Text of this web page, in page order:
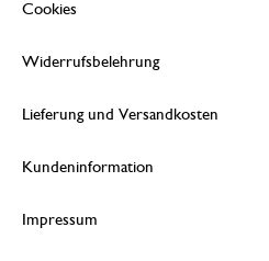
Cookies
Widerrufsbelehrung
Lieferung und Versandkosten
Kundeninformation
Impressum